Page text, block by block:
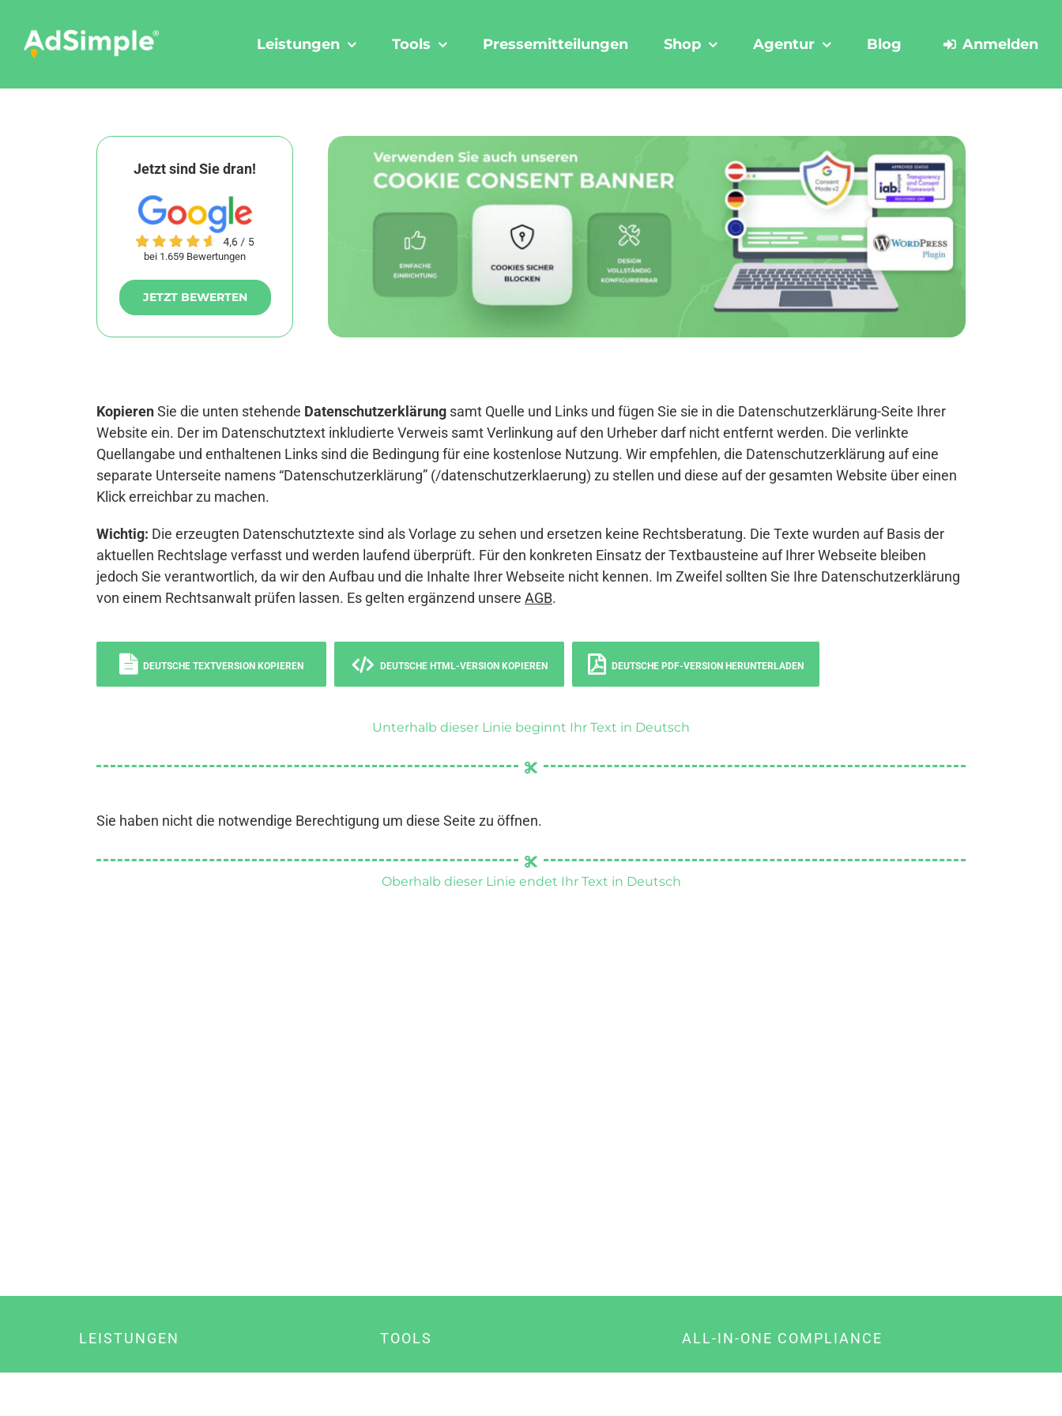
content
Leistungen Tools Pressemitteilungen Shop Agentur Blog Anmelden
Jetzt sind Sie dran!
bei 1.659 Bewertungen
JETZT BEWERTEN
KopierenSie die unten stehende Datenschutzerklärung samt Quelle und Links und fügen Sie sie in die Datenschutzerklärung-Seite Ihrer
Website ein. Der im Datenschutztext inkludierte Verweis samt Verlinkung auf den Urheber darf nicht entfernt werden. Die verlinkte
Quellangabe und enthaltenen Links sind die Bedingung für eine kostenlose Nutzung. Wir empfehlen, die Datenschutzerklärung auf eine
separate Unterseite namens “Datenschutzerklärung” (/datenschutzerklaerung) zu stellen und diese auf der gesamten Website über einen
Klick erreichbar zu machen.
Wichtig: Die erzeugten Datenschutztexte sind als Vorlage zu sehen und ersetzen keine Rechtsberatung. Die Texte wurden auf Basis der
aktuellen Rechtslage verfasst und werden laufend überprüft. Für den konkreten Einsatz der Textbausteine auf Ihrer Webseite bleiben
jedoch Sie verantwortlich, da wir den Aufbau und die Inhalte Ihrer Webseite nicht kennen. Im Zweifel sollten Sie Ihre Datenschutzerklärung
von einem Rechtsanwalt prüfen lassen. Es gelten ergänzend unsere AGB.
DEUTSCHE TEXTVERSION KOPIEREN DEUTSCHE HTML-VERSION KOPIEREN DEUTSCHE PDF-VERSION HERUNTERLADEN
Unterhalb dieser Linie beginnt Ihr Text in Deutsch
Sie haben nicht die notwendige Berechtigung um diese Seite zu öffnen.
Oberhalb dieser Linie endet Ihr Text in Deutsch
LEISTUNGEN TOOLS ALL-IN-ONE COMPLIANCE